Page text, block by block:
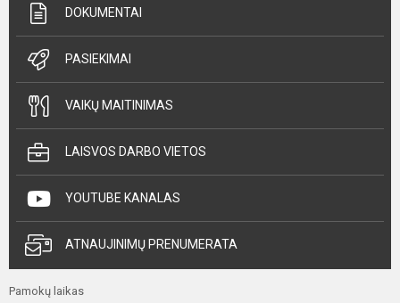
DOKUMENTAI
PASIEKIMAI
VAIKŲ MAITINIMAS
LAISVOS DARBO VIETOS
YOUTUBE KANALAS
ATNAUJINIMŲ PRENUMERATA
Pamokų laikas